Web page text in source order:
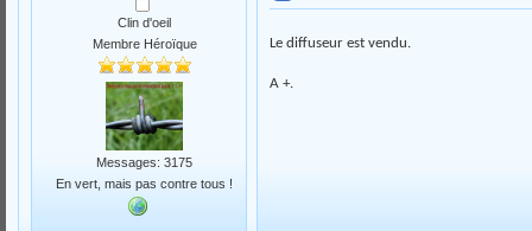
Clin d'oeil
Membre Héroïque
Messages: 3175
En vert, mais pas contre tous !
Le diffuseur est vendu.
A +.